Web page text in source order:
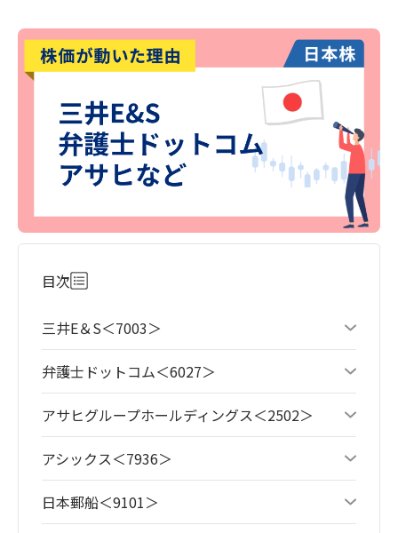
目次
三井E＆S＜7003＞
弁護士ドットコム＜6027＞
アサヒグループホールディングス＜2502＞
アシックス＜7936＞
日本郵船＜9101＞